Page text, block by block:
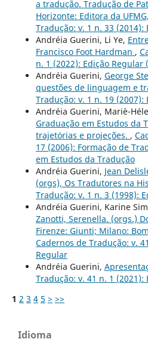
a tradução. Tradução de
Horizonte: Editora da
Tradução: v. 1 n. 33 (2014):
Andréia Guerini, Li Ye,
Francisco Foot Hardman ,
n. 1 (2022): Edição Regular
Andréia Guerini, George
questões de linguagem e
Tradução: v. 1 n. 19 (2007):
Andréia Guerini, Mariè-
Graduação em Estudos da
trajetórias e projeções. ,
17 (2006): Formação de
em Estudos da Tradução
Andréia Guerini, Jean
(orgs), Os Tradutores na
Tradução: v. 1 n. 3 (1998):
Andréia Guerini, Karine
Zanotti, Serenella. (orgs.)
Firenze: Giunti; Milano:
Cadernos de Tradução: v.
Regular
Andréia Guerini,
Tradução: v. 41 n. 1 (2021):
1 2 3 4 5 > >>
Idioma